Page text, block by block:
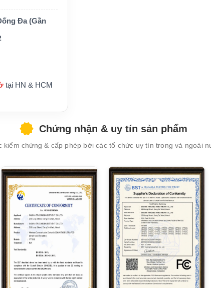
tàu dịch vụ, vù
Đa (Gần
tại HN & HCM
Chứng nhận & uy tín sản phẩm
kiểm chứng & cấp phép bởi các tổ chức uy tín trong và ngoài
XEM CHI TIẾT